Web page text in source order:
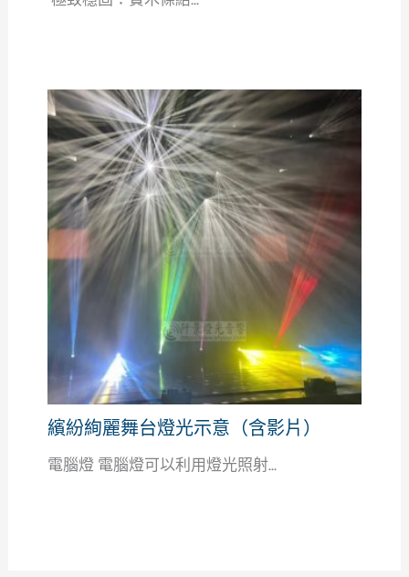
繽紛絢麗舞台燈光示意（含影片）
電腦燈 電腦燈可以利用燈光照射...